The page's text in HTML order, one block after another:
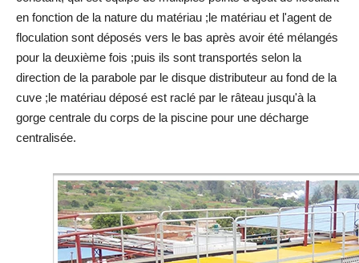
en fonction de la nature du matériau ;le matériau et l'agent de
floculation sont déposés vers le bas après avoir été mélangés
pour la deuxième fois ;puis ils sont transportés selon la
direction de la parabole par le disque distributeur au fond de la
cuve ;le matériau déposé est raclé par le râteau jusqu'à la
gorge centrale du corps de la piscine pour une décharge
centralisée.